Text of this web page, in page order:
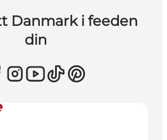
Danmark i feeden
din